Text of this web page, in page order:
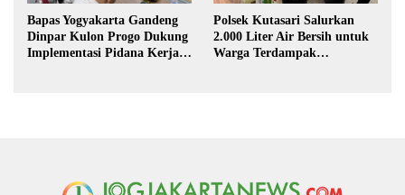
Bapas Yogyakarta Gandeng
Dinpar Kulon Progo Dukung
Implementasi Pidana Kerja
Polsek Kutasari Salurkan
2.000 Liter Air Bersih untuk
Warga Terdampak